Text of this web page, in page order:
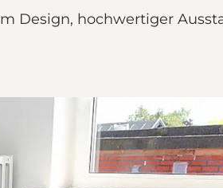
Design, hochwertiger